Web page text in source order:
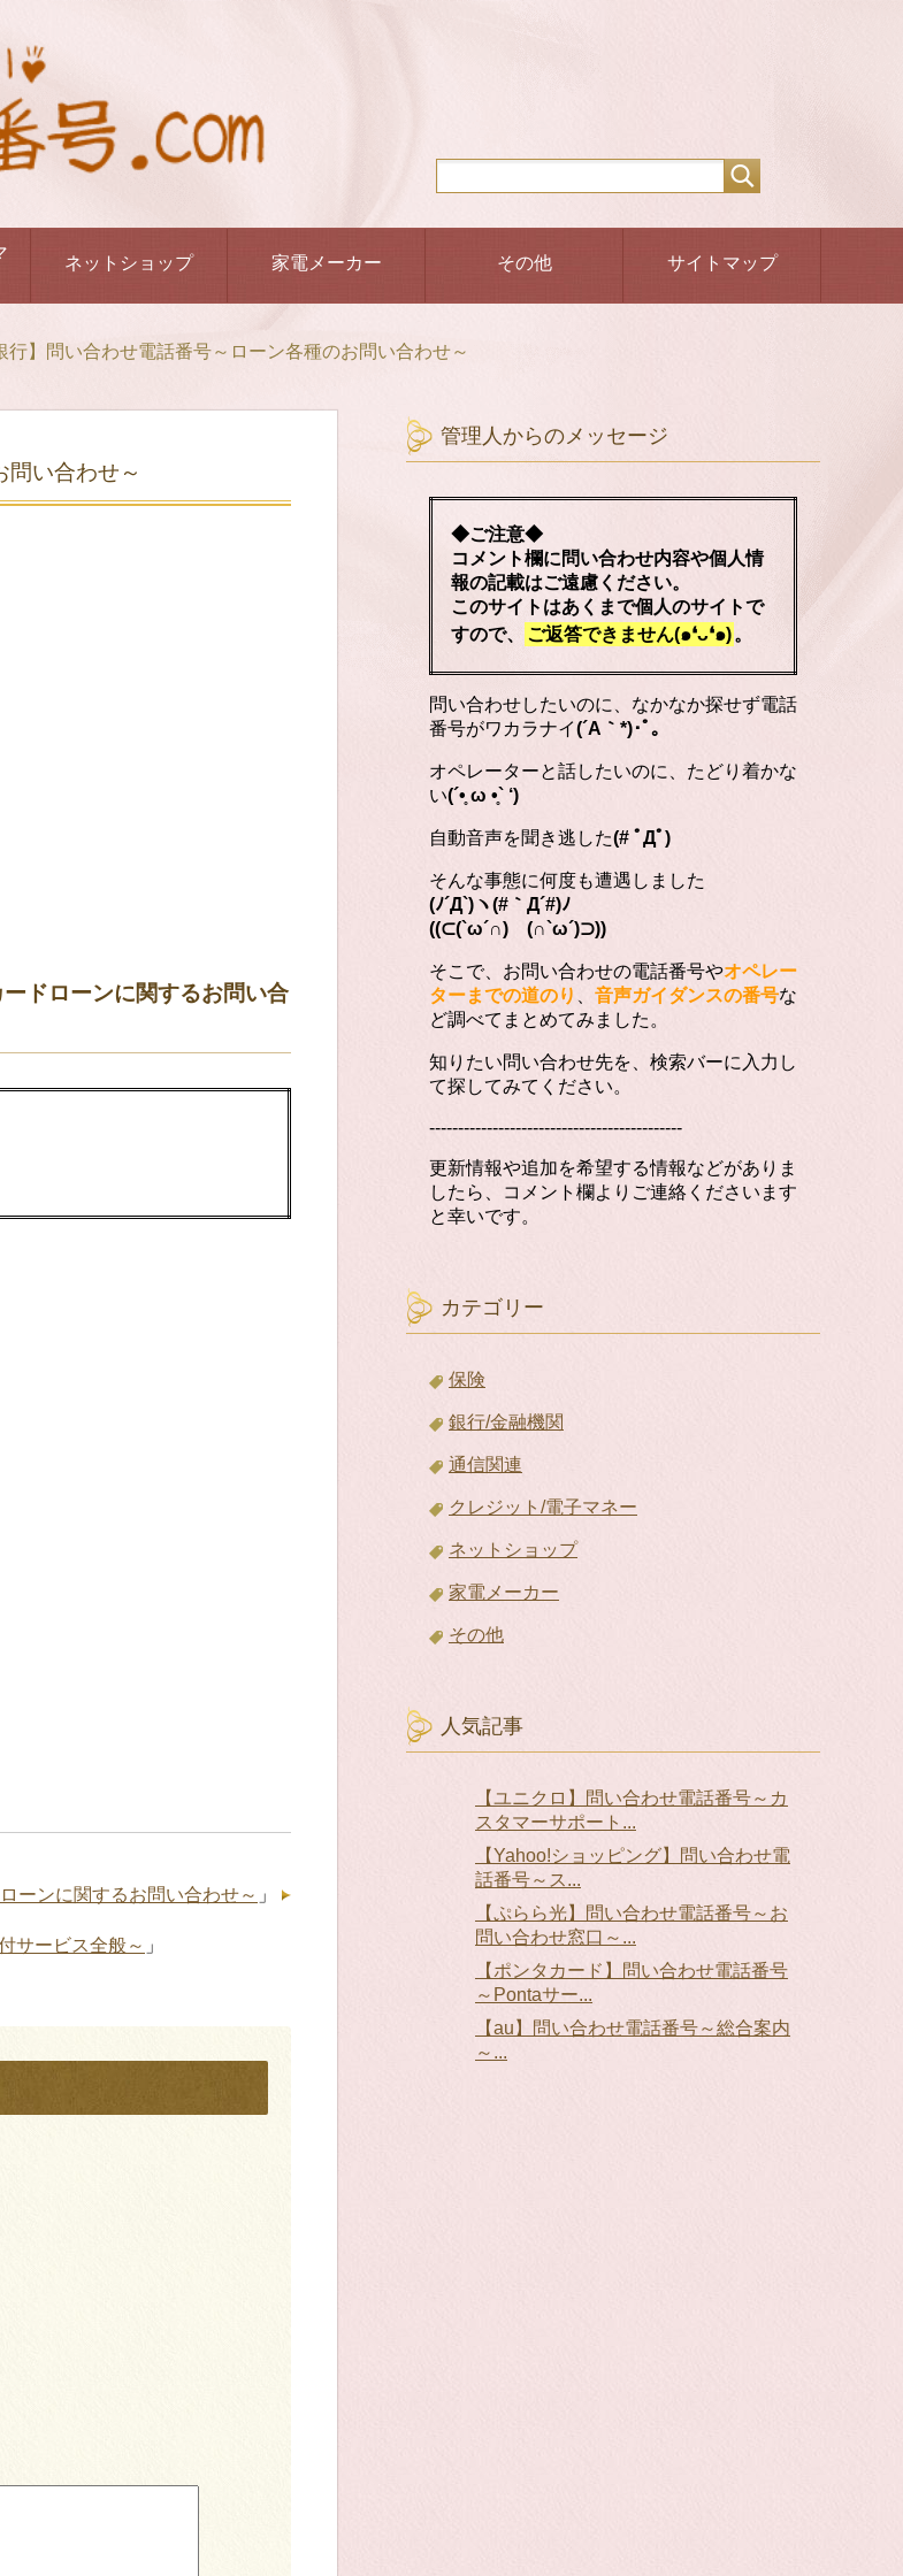
ネットショップ 家電メーカー その他 サイトマップ
行】問い合わせ電話番号～ローン各種のお問い合わせ～
問い合わせ～
ドローンに関するお問い合
ーンに関するお問い合わせ～ 」
サービス全般～ 」
管理人からのメッセージ
◆ご注意◆
コメント欄に問い合わせ内容や個人情
報の記載はご遠慮ください。
このサイトはあくまで個人のサイトで
すので、
ご返答できません(๑❛ᴗ❛๑)。
問い合わせしたいのに、なかなか探せず電話
番号がワカラナイ(´A｀*)･ﾟ｡
オペレーターと話したいのに、たどり着かな
い(´•̥ ω •̥` ‘)
自動音声を聞き逃した(# ﾟДﾟ)
そんな事態に何度も遭遇しました
(ﾉ´Д`)ヽ(#｀Д´#)ﾉ
((⊂(`ω´∩) (∩`ω´)⊃))
そこで、お問い合わせの電話番号やオペレー
ターまでの道のり 、 音声ガイダンスの番号な
ど調べてまとめてみました。
知りたい問い合わせ先を、検索バーに入力し
て探してみてください。
--------------------------------------------
更新情報や追加を希望する情報などがありま
したら、コメント欄よりご連絡くださいます
と幸いです。
カテゴリー
保険
銀行/金融機関
通信関連
クレジット/電子マネー
ネットショップ
家電メーカー
その他
人気記事
【ユニクロ】問い合わせ電話番号～カ
スタマーサポート...
【Yahoo!ショッピング】問い合わせ電
話番号～ス...
【ぷらら光】問い合わせ電話番号～お
問い合わせ窓口～...
【ポンタカード】問い合わせ電話番号
～Pontaサー...
【au】問い合わせ電話番号～総合案内
～...